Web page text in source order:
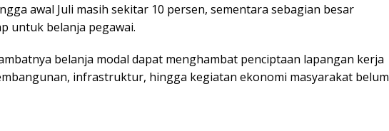
awal Juli masih sekitar 10 persen, sementara sebagian besar
untuk belanja pegawai.
belanja modal dapat menghambat penciptaan lapangan kerja
infrastruktur, hingga kegiatan ekonomi masyarakat belum